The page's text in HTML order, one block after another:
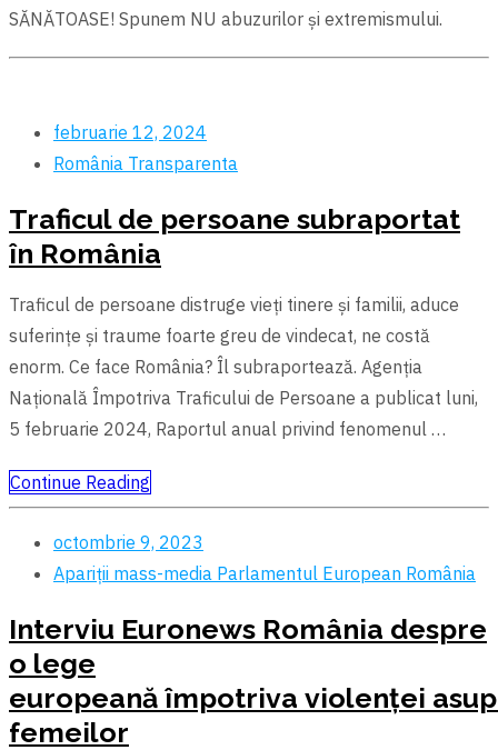
SĂNĂTOASE! Spunem NU abuzurilor și extremismului.
februarie 12, 2024
România Transparenta
Traficul de persoane subraportat
în România
Traficul de persoane distruge vieți tinere și familii, aduce
suferințe și traume foarte greu de vindecat, ne costă
enorm. Ce face România? Îl subraportează. Agenția
Națională Împotriva Traficului de Persoane a publicat luni,
5 februarie 2024, Raportul anual privind fenomenul …
Continue Reading
octombrie 9, 2023
Apariții mass-media Parlamentul European România
Interviu Euronews România despre
o lege
europeană împotriva violenței
femeilor